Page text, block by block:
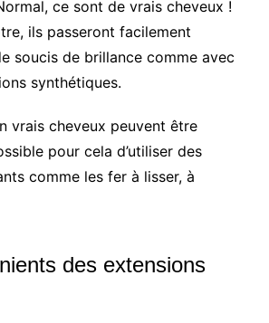
ce sont de vrais cheveux !
ils passeront facilement
soucis de brillance comme avec
synthétiques.
vrais cheveux peuvent être
pour cela d’utiliser des
comme les fer à lisser, à
des extensions